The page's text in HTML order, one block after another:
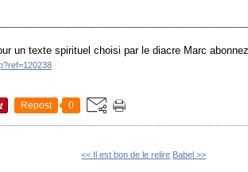
un texte spirituel choisi par le diacre Marc
Repost 0
<< Il est bon de le relire Babel >>